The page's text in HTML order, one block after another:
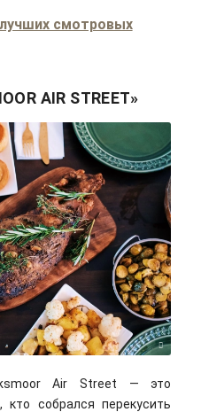
смотровых
AIR STREET»
Rumman Amin/unsplash
Air Street — это
собрался перекусить